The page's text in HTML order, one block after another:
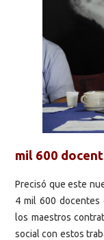
mil 600
Precisó que este
4 mil 600 docentes
los maestros
social con estos